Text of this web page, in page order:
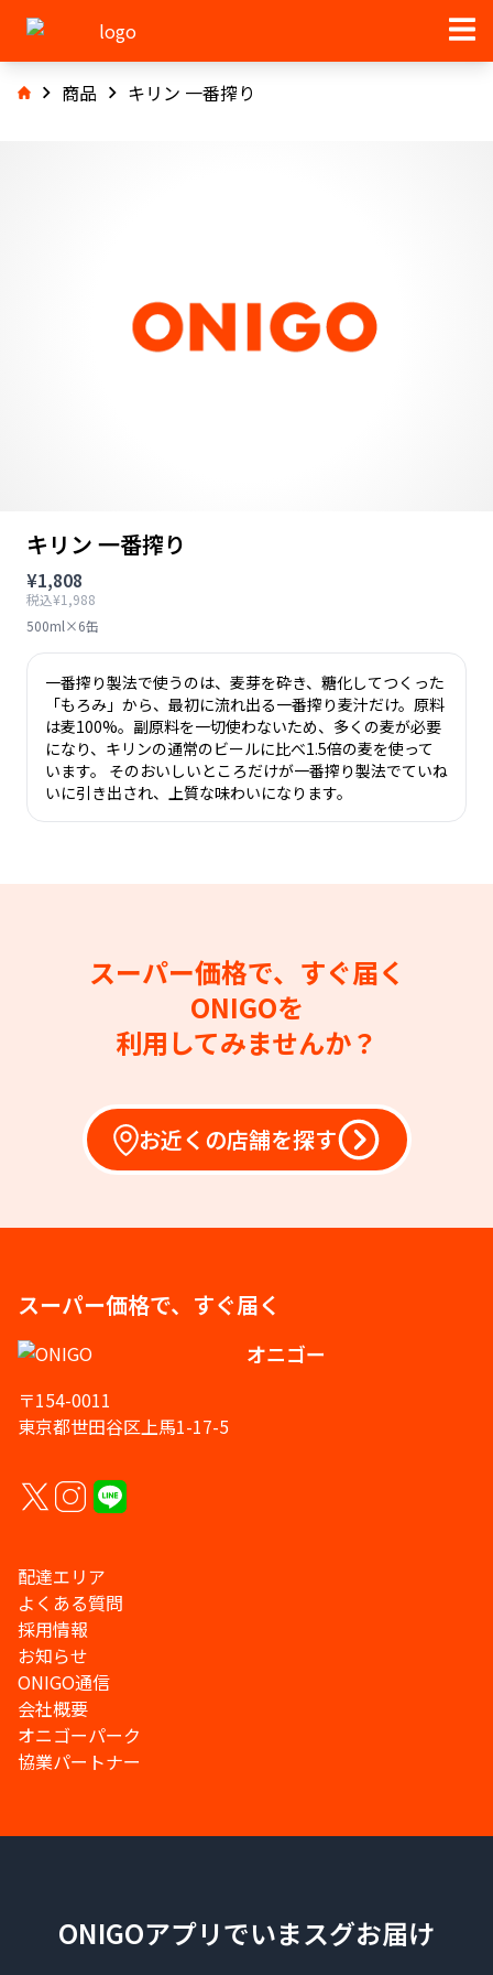
商品 キリン 一番搾り
キリン 一番搾り
¥1,808
税込¥1,988
500ml×6缶
一番搾り製法で使うのは、麦芽を砕き、糖化してつくった
「もろみ」から、最初に流れ出る一番搾り麦汁だけ。原料
は麦100%。副原料を一切使わないため、多くの麦が必要
になり、キリンの通常のビールに比べ1.5倍の麦を使って
います。 そのおいしいところだけが一番搾り製法でていね
いに引き出され、上質な味わいになります。
スーパー価格で、すぐ届く
ONIGOを
利用してみませんか？
お近くの店舗を探す
スーパー価格で、すぐ届く
オニゴー
〒154-0011
東京都世田谷区上馬1-17-5
配達エリア
よくある質問
採用情報
お知らせ
ONIGO通信
会社概要
オニゴーパーク
協業パートナー
ONIGOアプリでいまスグお届け